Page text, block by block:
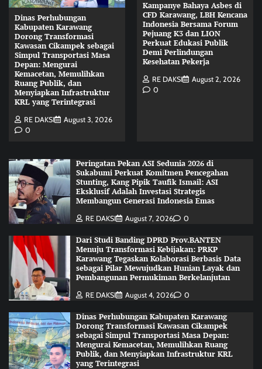
Dinas Perhubungan
Kabupaten Karawang
Dorong Transformasi
Kawasan Cikampek sebagai
Simpul Transportasi Masa
Depan: Mengurai
Kemacetan, Memulihkan
Ruang Publik, dan
Menyiapkan Infrastruktur
KRL yang Terintegrasi
RE DAKSI
August 3, 2026
0
Kampanye Bahaya Asbes di
CFD Karawang, LBH Kencana
Indonesia Bersama Forum
Pejuang K3 dan LION
Perkuat Edukasi Publik
Demi Perlindungan
Kesehatan Pekerja
RE DAKSI
August 2, 2026
0
Peringatan Pekan ASI Sedunia 2026 di
Sukabumi Perkuat Komitmen Pencegahan
Stunting, Kang Pipik Taufik Ismail: ASI
Eksklusif Adalah Investasi Strategis
Membangun Generasi Indonesia Emas
RE DAKSI August 7, 2026 0
Dari Studi Banding DPRD Prov.BANTEN
Menuju Transformasi Kebijakan: PRKP
Karawang Tegaskan Kolaborasi Berbasis Data
sebagai Pilar Mewujudkan Hunian Layak dan
Pembangunan Permukiman Berkelanjutan
RE DAKSI August 4, 2026 0
Dinas Perhubungan Kabupaten Karawang
Dorong Transformasi Kawasan Cikampek
sebagai Simpul Transportasi Masa Depan:
Mengurai Kemacetan, Memulihkan Ruang
Publik, dan Menyiapkan Infrastruktur KRL
yang Terintegrasi